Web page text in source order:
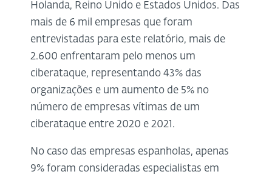
Holanda, Reino Unido e Estados Unidos. Das
mais de 6 mil empresas que foram
entrevistadas para este relatório, mais de
2.600 enfrentaram pelo menos um
ciberataque, representando 43% das
organizações e um aumento de 5% no
número de empresas vítimas de um
ciberataque entre 2020 e 2021.
No caso das empresas espanholas, apenas
9% foram consideradas especialistas em